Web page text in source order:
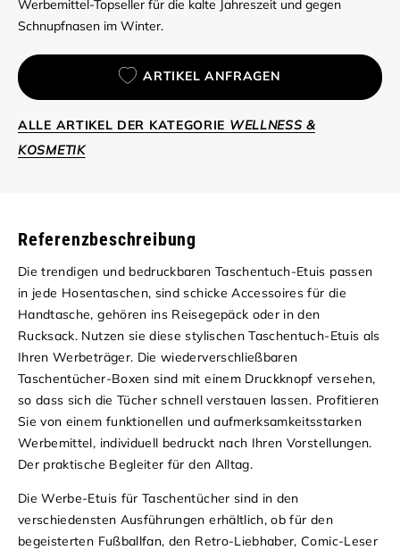
Werbemittel-Topseller für die kalte Jahreszeit und gegen
Schnupfnasen im Winter.
ARTIKEL ANFRAGEN
ALLE ARTIKEL DER KATEGORIE WELLNESS &
KOSMETIK
Referenzbeschreibung
Die trendigen und bedruckbaren Taschentuch-Etuis passen
in jede Hosentaschen, sind schicke Accessoires für die
Handtasche, gehören ins Reisegepäck oder in den
Rucksack. Nutzen sie diese stylischen Taschentuch-Etuis als
Ihren Werbeträger. Die wiederverschließbaren
Taschentücher-Boxen sind mit einem Druckknopf versehen,
so dass sich die Tücher schnell verstauen lassen. Profitieren
Sie von einem funktionellen und aufmerksamkeitsstarken
Werbemittel, individuell bedruckt nach Ihren Vorstellungen.
Der praktische Begleiter für den Alltag.
Die Werbe-Etuis für Taschentücher sind in den
verschiedensten Ausführungen erhältlich, ob für den
begeisterten Fußballfan, den Retro-Liebhaber, Comic-Leser